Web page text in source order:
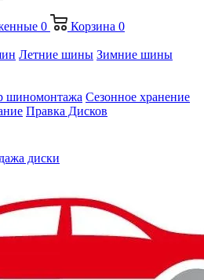
0 Корзина 0
Летние шины Зимние шины
шиномонтажа Сезонное хранение
Правка Дисков
диски